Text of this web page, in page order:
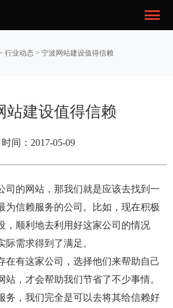
行业动态 > 宁波网站建设值得信赖
站建设值得信赖
时间：2017-05-09
的网站，那我们就是应该去找到一
为信赖服务的公司。比如，现在积极
，顺利地去利用好这家公司的情况
需求得到了满足。
有这家公司，选择他们来帮助自己
站，才会帮助我们节省了不少事情。
务，我们完全是可以去将其给信赖好